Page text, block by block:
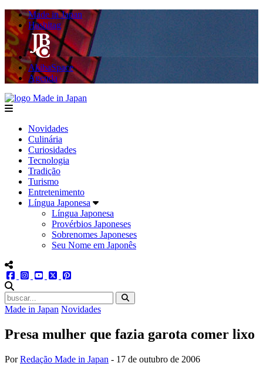
Made in Japan
Hashitag
AkibaSpace
Agenda
menu
Novidades
Culinária
Curiosidades
Tecnologia
Tradição
Turismo
Entretenimento
Língua Japonesa
Língua Japonesa
Provérbios Japoneses
Sobrenomes Japoneses
Seu Nome em Japonês
menu redes social
facebookinstagram
youtube
twitter
Made in Japan Novidades
Presa mulher que fazia garota comer lixo
PorRedação Made in Japan - 17 de outubro de 2006